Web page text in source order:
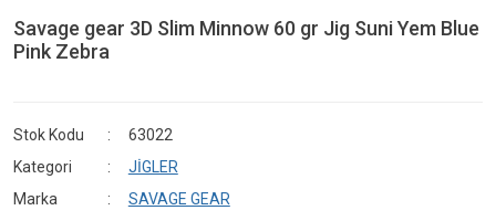
Savage gear 3D Slim Minnow 60 gr Jig Suni Yem Blue
Pink Zebra
Stok Kodu
63022
Kategori
JİGLER
Marka
SAVAGE GEAR